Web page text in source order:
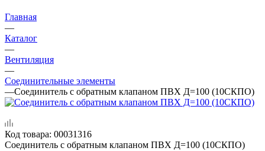
Главная
—
Каталог
—
Вентиляция
—
Соединительные элементы
—Соединитель с обратным клапаном ПВХ Д=100 (10СКПО)
Код товара: 00031316
Соединитель с обратным клапаном ПВХ Д=100 (10СКПО)